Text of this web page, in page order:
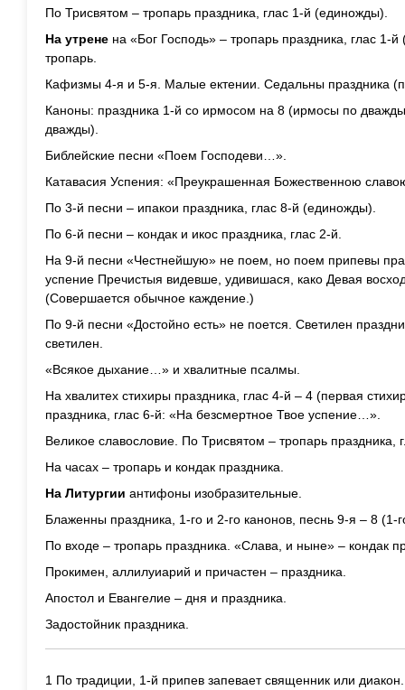
По Трисвятом – тропарь праздника, глас 1-й (единожды).
На утрене на «Бог Господь» – тропарь праздника, глас
тропарь.
Кафизмы 4-я и 5-я. Малые ектении. Седальны праздника
Каноны: праздника 1-й со ирмосом на 8 (ирмосы по
дважды).
Библейские песни «Поем Господеви…».
Катавасия Успения: «Преукрашенная Божественною
По 3-й песни – ипакои праздника, глас 8-й (единожды).
По 6-й песни – кондак и икос праздника, глас 2-й.
На 9-й песни «Честнейшую» не поем, но поем припевы
успение Пречистыя видевше, удивишася, како Девая
(Совершается обычное каждение.)
По 9-й песни «Достойно есть» не поется. Светилен
светилен.
«Всякое дыхание…» и хвалитные псалмы.
На хвалитех стихиры праздника, глас 4-й – 4 (первая
праздника, глас 6-й: «На безсмертное Твое успение…».
Великое славословие. По Трисвятом – тропарь праздника,
На часах – тропарь и кондак праздника.
На Литургии антифоны изобразительные.
Блаженны праздника, 1-го и 2-го канонов, песнь 9-я – 8 (1-
По входе – тропарь праздника. «Слава, и ныне» – кондак
Прокимен, аллилуиарий и причастен – праздника.
Апостол и Евангелие – дня и праздника.
Задостойник праздника.
1 По традиции, 1-й припев запевает священник или диакон.